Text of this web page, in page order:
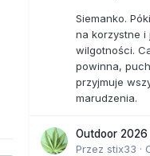
Siemanko.
na korzystne i
wilgotności.
powinna,
przyjmuje
marudzenia.
Outdoor 2026
Przez stix33 ·